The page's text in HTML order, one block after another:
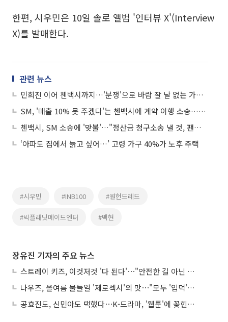
한편, 시우민은 10일 솔로 앨범 '인터뷰 X'(Interview
X)를 발매한다.
관련 뉴스
민희진 이어 첸백시까지…'분쟁'으로 바람 잘 날 없는 가요계
SM, '매출 10% 못 주겠다'는 첸백시에 계약 이행 소송…"법과 원칙대로"
첸백시, SM 소송에 '맞불'…"정산금 청구소송 낼 것, 팬들께 죄송"
‘아파도 집에서 늙고 싶어…’ 고령 가구 40%가 노후 주택
#시우민 #INB100 #원헌드레드
#빅플래닛메이드엔터 #백현
장유진 기자의 주요 뉴스
스트레이 키즈, 이것저것 '다 된다'⋯"안전한 길 아닌 도전이 재밌어"
나우즈, 올여름 물들일 '제로섹시'의 맛⋯"모두 '입덕'시킬 것"
공효진도, 신민아도 택했다⋯K-드라마, '웹툰'에 꽂힌 이유